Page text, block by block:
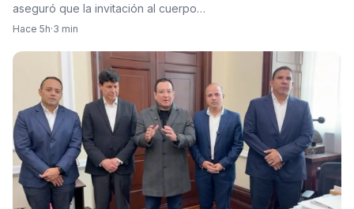
aseguró que la invitación al cuerpo…
Hace 5h·3 min